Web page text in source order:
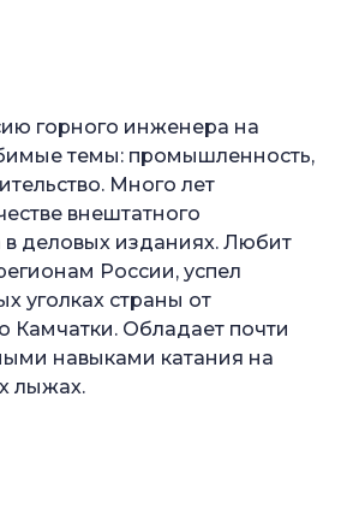
горного инженера на
темы: промышленность,
Много лет
внештатного
в деловых изданиях. Любит
России, успел
уголках страны от
Камчатки. Обладает почти
навыками катания на
лыжах.